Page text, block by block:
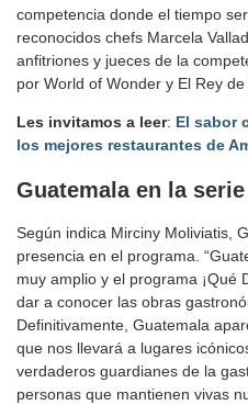
competencia donde el tiempo
reconocidos chefs Marcela
anfitriones y jueces de la
por World of Wonder y El Rey
Les invitamos a leer: El sabor
los mejores restaurantes de
Guatemala en la
Según indica Mirciny Moliviatis,
presencia en el programa.
muy amplio y el programa ¡Qué
dar a conocer las obras
Definitivamente, Guatemala
que nos llevará a lugares
verdaderos guardianes de la
personas que mantienen vivas